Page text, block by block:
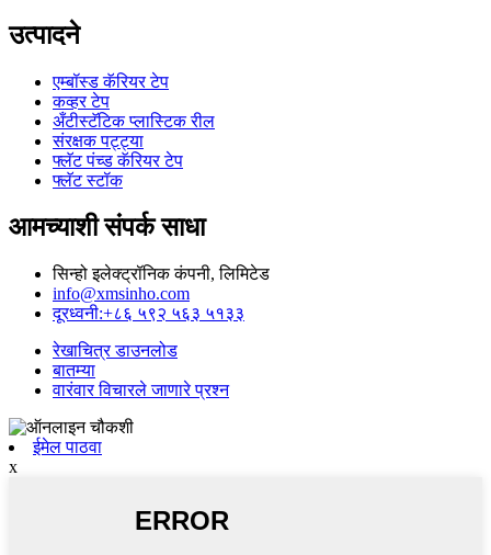
उत्पादने
एम्बॉस्ड कॅरियर टेप
कव्हर टेप
अँटीस्टॅटिक प्लास्टिक रील
संरक्षक पट्ट्या
फ्लॅट पंच्ड कॅरियर टेप
फ्लॅट स्टॉक
आमच्याशी संपर्क साधा
सिन्हो इलेक्ट्रॉनिक कंपनी, लिमिटेड
info@xmsinho.com
दूरध्वनी:+८६ ५९२ ५६३ ५१३३
रेखाचित्र डाउनलोड
बातम्या
वारंवार विचारले जाणारे प्रश्न
ईमेल पाठवा
x